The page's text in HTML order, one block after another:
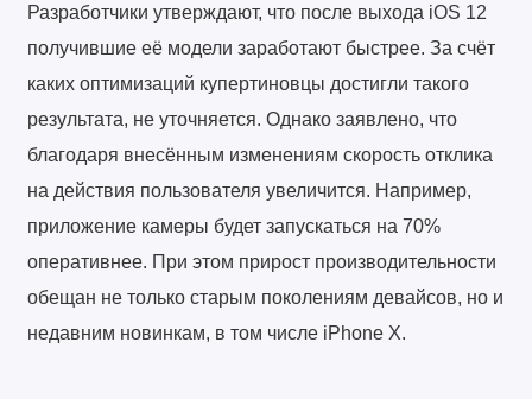
Разработчики утверждают, что после выхода iOS 12
получившие её модели заработают быстрее. За счёт
каких оптимизаций купертиновцы достигли такого
результата, не уточняется. Однако заявлено, что
благодаря внесённым изменениям скорость отклика
на действия пользователя увеличится. Например,
приложение камеры будет запускаться на 70%
оперативнее. При этом прирост производительности
обещан не только старым поколениям девайсов, но и
недавним новинкам, в том числе iPhone X.